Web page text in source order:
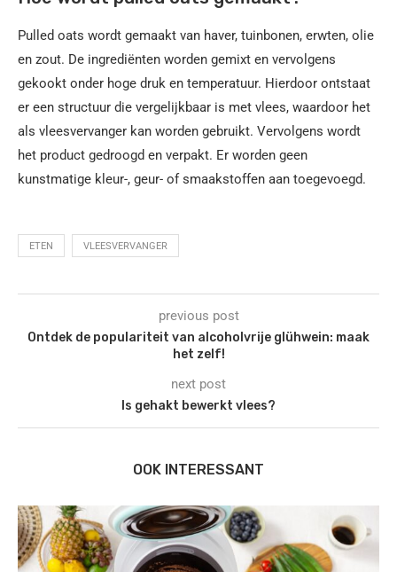
Pulled oats wordt gemaakt van haver, tuinbonen, erwten, olie
en zout. De ingrediënten worden gemixt en vervolgens
gekookt onder hoge druk en temperatuur. Hierdoor ontstaat
er een structuur die vergelijkbaar is met vlees, waardoor het
als vleesvervanger kan worden gebruikt. Vervolgens wordt
het product gedroogd en verpakt. Er worden geen
kunstmatige kleur-, geur- of smaakstoffen aan toegevoegd.
ETEN VLEESVERVANGER
previous post
Ontdek de populariteit van alcoholvrije glühwein: maak
het zelf!
next post
Is gehakt bewerkt vlees?
OOK INTERESSANT